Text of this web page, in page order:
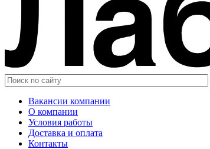
Вакансии компании
О компании
Условия работы
Доставка и оплата
Контакты